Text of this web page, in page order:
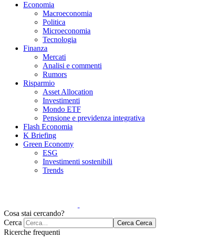
Economia
Macroeconomia
Politica
Microeconomia
Tecnologia
Finanza
Mercati
Analisi e commenti
Rumors
Risparmio
Asset Allocation
Investimenti
Mondo ETF
Pensione e previdenza integrativa
Flash Economia
K Briefing
Green Economy
ESG
Investimenti sostenibili
Trends
Cosa stai cercando?
Cerca
Cerca Cerca
Ricerche frequenti